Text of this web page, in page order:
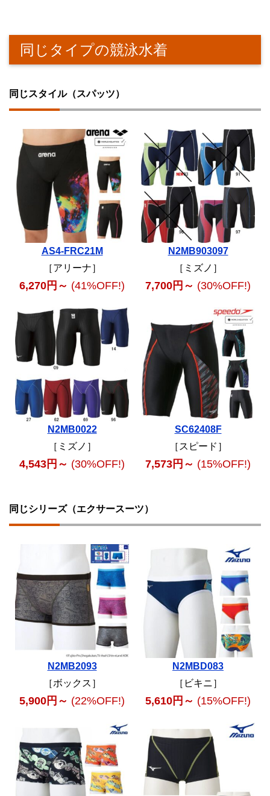
同じタイプの競泳水着
同じスタイル（スパッツ）
AS4-FRC21M
［アリーナ］
6,270円～ (41%OFF!)
N2MB903097
［ミズノ］
7,700円～ (30%OFF!)
N2MB0022
［ミズノ］
4,543円～ (30%OFF!)
SC62408F
［スピード］
7,573円～ (15%OFF!)
同じシリーズ（エクサースーツ）
N2MB2093
［ボックス］
5,900円～ (22%OFF!)
N2MBD083
［ビキニ］
5,610円～ (15%OFF!)